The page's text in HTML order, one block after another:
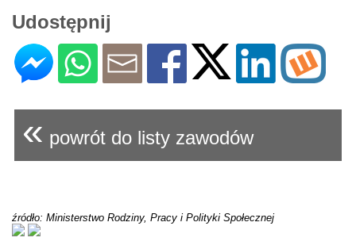
Udostępnij
« powrót do listy zawodów
źródło: Ministerstwo Rodziny, Pracy i Polityki Społecznej